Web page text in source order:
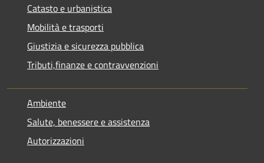
Catasto e urbanistica
Mobilità e trasporti
Giustizia e sicurezza pubblica
Tributi,finanze e contravvenzioni
Ambiente
Salute, benessere e assistenza
Autorizzazioni